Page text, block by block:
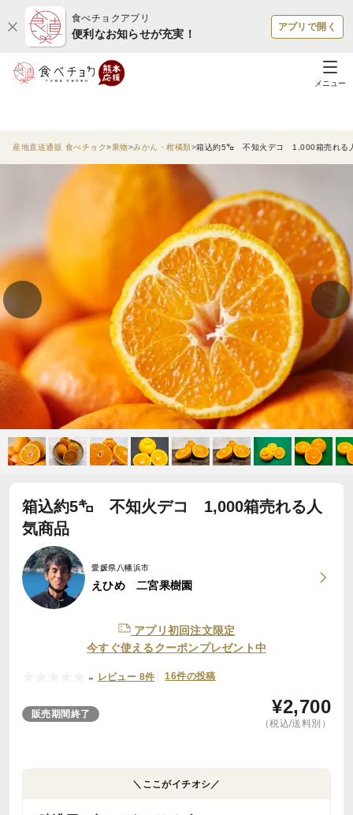
食べチョクアプリ
便利なお知らせが充実！
アプリで開く
メニュー
産地直送通販 食べチョク 果物 みかん・柑橘類 箱込約5㌔ 不知火デコ 1,000箱売れる
箱込約5㌔ 不知火デコ 1,000箱売れる人
気商品
愛媛県八幡浜市
えひめ 二宮果樹園
アプリ初回注文限定
今すぐ使えるクーポンプレゼント中
- レビュー 8件 16件の投稿
販売期間終了 ¥2,700
（税込/送料別）
＼ここがイチオシ／